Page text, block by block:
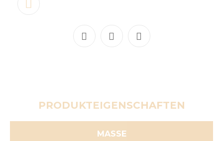
PRODUKTEIGENSCHAFTEN
MASSE